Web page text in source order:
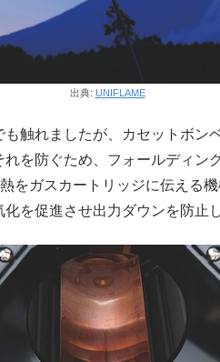
出典: UNIFLAME
触れましたが、カセットボン
を防ぐため、フォールディン
をガスカートリッジに伝える
を促進させ出力ダウンを防止し